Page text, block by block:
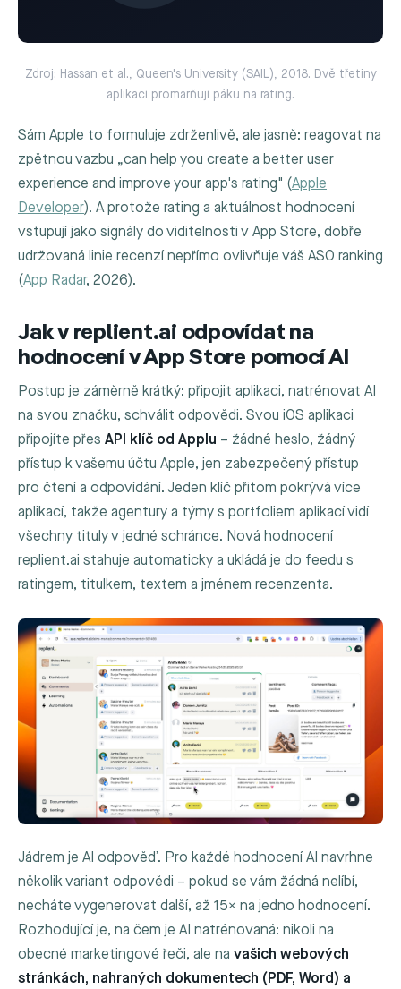
Zdroj: Hassan et al., Queen's University (SAIL), 2018. Dvě třetiny
aplikací promarňují páku na rating.
Sám Apple to formuluje zdrženlivě, ale jasně: reagovat na
zpětnou vazbu „can help you create a better user
experience and improve your app's rating" (Apple
Developer). A protože rating a aktuálnost hodnocení
vstupují jako signály do viditelnosti v App Store, dobře
udržovaná linie recenzí nepřímo ovlivňuje váš ASO ranking
(App Radar, 2026).
Jak v replient.ai odpovídat na
hodnocení v App Store pomocí AI
Postup je záměrně krátký: připojit aplikaci, natrénovat AI
na svou značku, schválit odpovědi. Svou iOS aplikaci
připojíte přes API klíč od Applu – žádné heslo, žádný
přístup k vašemu účtu Apple, jen zabezpečený přístup
pro čtení a odpovídání. Jeden klíč přitom pokrývá více
aplikací, takže agentury a týmy s portfoliem aplikací vidí
všechny tituly v jedné schránce. Nová hodnocení
replient.ai stahuje automaticky a ukládá je do feedu s
ratingem, titulkem, textem a jménem recenzenta.
Jádrem je AI odpověď. Pro každé hodnocení AI navrhne
několik variant odpovědi – pokud se vám žádná nelíbí,
necháte vygenerovat další, až 15× na jedno hodnocení.
Rozhodující je, na čem je AI natrénovaná: nikoli na
obecné marketingové řeči, ale na vašich webových
stránkách, nahraných dokumentech (PDF, Word) a